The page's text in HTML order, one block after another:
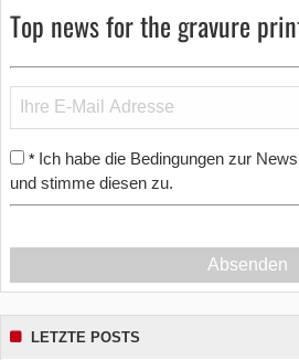
Top news for the gravure
* Ich habe die Bedingungen zur
und stimme diesen zu.
Absenden
LETZTE POSTS